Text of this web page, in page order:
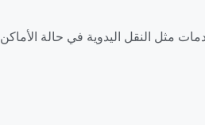
مثل النقل اليدوية في حالة الأماكن